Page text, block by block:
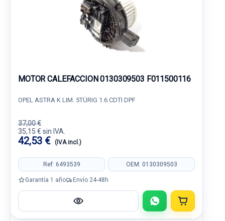
MOTOR CALEFACCION 0130309503 F011500116
OPEL ASTRA K LIM. 5TÜRIG 1.6 CDTI DPF
37,00 €
35,15 € sin IVA.
42,53 € (IVA incl.)
Ref: 6493539 OEM: 0130309503
Garantía 1 año Envío 24-48h